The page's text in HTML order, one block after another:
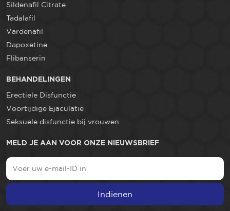
Sildenafil Citrate
Tadalafil
Vardenafil
Dapoxetine
Flibanserin
BEHANDELINGEN
Erectiele Disfunctie
Voortijdige Ejaculatie
Seksuele disfunctie bij vrouwen
MELD JE AAN VOOR ONZE NIEUWSBRIEF
Indienen